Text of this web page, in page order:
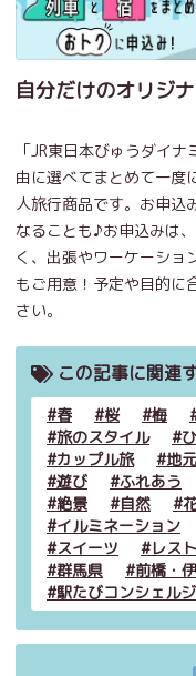
自分だけのオリジ
「JR東日本びゅうダイ
由に選べてまとめて一度
人旅行商品です。お申込
なることも♪お申込みは
く、出張やワーケーショ
もご用意！予定や目的に
さい。
この記事に関連
春 桜 梅
旅のスタイル
カップル旅
地
遊び
ふれあう
絶景
自然
イルミネーション
スイーツ
レス
群馬県
前橋・
駅たびコンシェル